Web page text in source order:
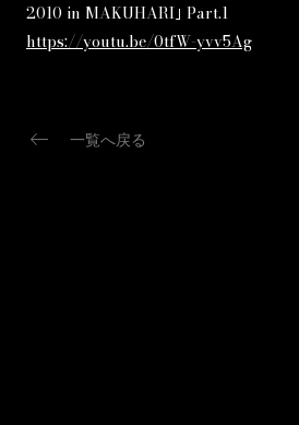
2010 in MAKUHARI｣ Part.1
https://youtu.be/0tfW-yvv5Ag
keyboard_backspace 一覧へ戻る